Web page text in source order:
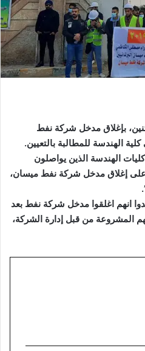
بإغلاق مدخل شركة نفط
الهندسة للمطالبة بالتعيين.
الهندسة الذين يواصلون
على إغلاق مدخل شركة نفط ميسان،
انهم اغلقوا مدخل شركة نفط بعد
المشروعة من قبل إدارة الشركة،